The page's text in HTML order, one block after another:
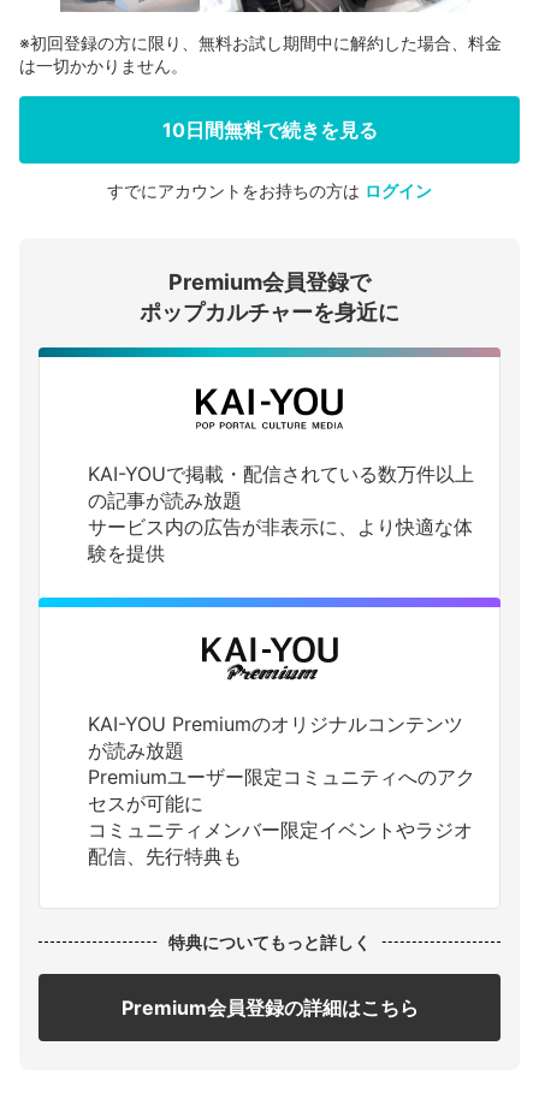
会員登録する
ログインする
※初回登録の方に限り、無料お試し期間中に解約した場合、料金
は一切かかりません。
10日間無料で続きを見る
すでにアカウントをお持ちの方は ログイン
Premium会員登録で
ポップカルチャーを身近に
KAI-YOUで掲載・配信されている数万件以上
の記事が読み放題
サービス内の広告が非表示に、より快適な体
験を提供
KAI-YOU Premiumのオリジナルコンテンツ
が読み放題
Premiumユーザー限定コミュニティへのアク
セスが可能に
コミュニティメンバー限定イベントやラジオ
配信、先行特典も
特典についてもっと詳しく
Premium会員登録の詳細はこちら